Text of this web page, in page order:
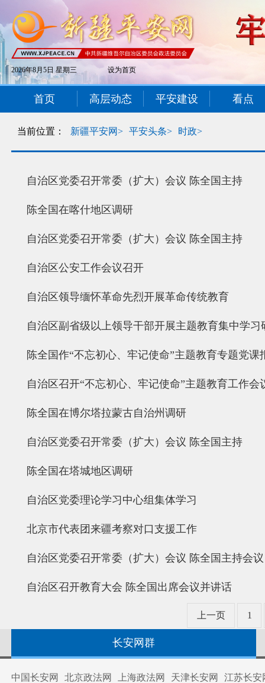
2026年8月5日 星期三 设为首页
首页 高层动态 平安建设 看点
当前位置： 新疆平安网> 平安头条> 时政>
自治区党委召开常委（扩大）会议 陈全国主持
陈全国在喀什地区调研
自治区党委召开常委（扩大）会议 陈全国主持
自治区公安工作会议召开
自治区领导缅怀革命先烈开展革命传统教育
自治区副省级以上领导干部开展主题教育集中学习
陈全国作“不忘初心、牢记使命”主题教育专题党课
自治区召开“不忘初心、牢记使命”主题教育工作会
陈全国在博尔塔拉蒙古自治州调研
自治区党委召开常委（扩大）会议 陈全国主持
陈全国在塔城地区调研
自治区党委理论学习中心组集体学习
北京市代表团来疆考察对口支援工作
自治区党委召开常委（扩大）会议 陈全国主持会议
自治区召开教育大会 陈全国出席会议并讲话
上一页 1
长安网群
中国长安网 北京政法网 上海政法网 天津长安网
江苏长安